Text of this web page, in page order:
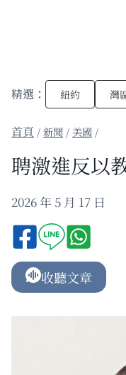
精選： 紐約 灣
/新聞 / 美國 /
聘激進反以
2026 年 5 月 17 日
收聽文章